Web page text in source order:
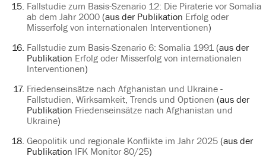
Fallstudie zum Basis-Szenario 12: Die Piraterie vor Somalia
ab dem Jahr 2000(aus der Publikation Erfolg oder
Misserfolg von internationalen Interventionen)
Fallstudie zum Basis-Szenario 6: Somalia 1991(aus der
Publikation Erfolg oder Misserfolg von internationalen
Interventionen)
Friedenseinsätze nach Afghanistan und Ukraine -
Fallstudien, Wirksamkeit, Trends und Optionen (aus der
Publikation Friedenseinsätze nach Afghanistan und
Ukraine)
Geopolitik und regionale Konflikte im Jahr 2025(aus der
Publikation IFK Monitor 80/25)